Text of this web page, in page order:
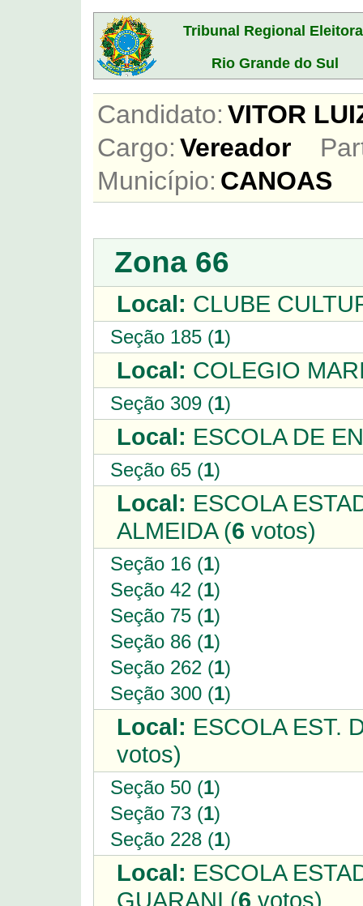
Tribunal Regional
Rio Grande do Sul
Candidato: VITOR
Cargo: Vereador
Município: CANOAS
Zona 66
Local: CLUBE
Seção 185 (1)
Local: COLEGIO
Seção 309 (1)
Local: ESCOLA DE
Seção 65 (1)
Local: ESCOLA
ALMEIDA (6 votos)
Seção 16 (1)
Seção 42 (1)
Seção 75 (1)
Seção 86 (1)
Seção 262 (1)
Seção 300 (1)
Local: ESCOLA EST.
votos)
Seção 50 (1)
Seção 73 (1)
Seção 228 (1)
Local: ESCOLA
GUARANI (6 votos)